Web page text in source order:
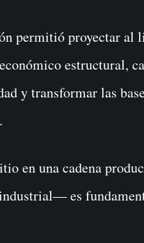
permitió proyectar al
estructural,
y transformar las
en una cadena
es